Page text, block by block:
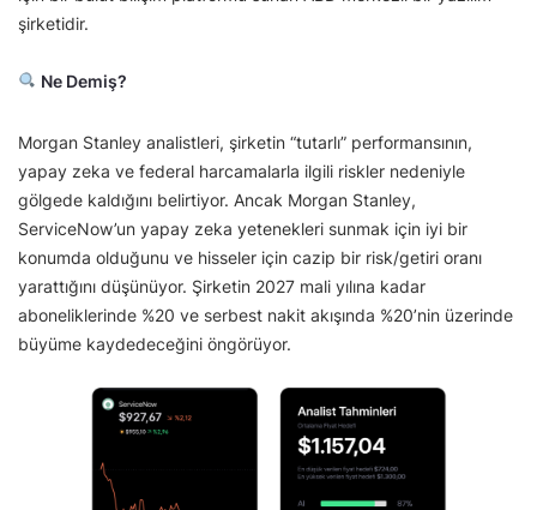
şirketidir.
Ne Demiş?
Morgan Stanley analistleri, şirketin “tutarlı” performansının,
yapay zeka ve federal harcamalarla ilgili riskler nedeniyle
gölgede kaldığını belirtiyor. Ancak Morgan Stanley,
ServiceNow’un yapay zeka yetenekleri sunmak için iyi bir
konumda olduğunu ve hisseler için cazip bir risk/getiri oranı
yarattığını düşünüyor. Şirketin 2027 mali yılına kadar
aboneliklerinde %20 ve serbest nakit akışında %20’nin üzerinde
büyüme kaydedeceğini öngörüyor.